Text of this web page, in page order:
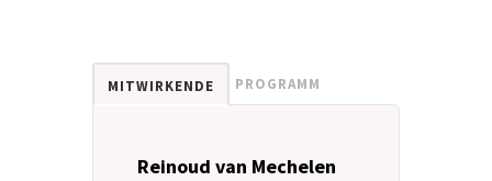
MITWIRKENDE PROGRAMM
Reinoud van Mechelen